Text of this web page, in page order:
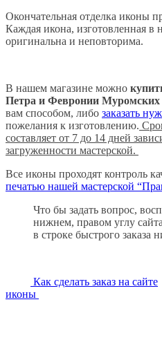
Окончательная отделка иконы
Каждая икона, изготовленная в
оригинальна и неповторима.
В нашем магазине можно
Петра и Февронии Муромских
вам способом, либо заказать
пожелания к изготовлению.
составляет от 7 до 14 дней
загруженности мастерской.
Все иконы проходят контроль
печатью нашей мастерской
Что бы задать вопрос,
нижнем, правом углу
в строке быстрого заказа
Как сделать заказ на сайте
иконы